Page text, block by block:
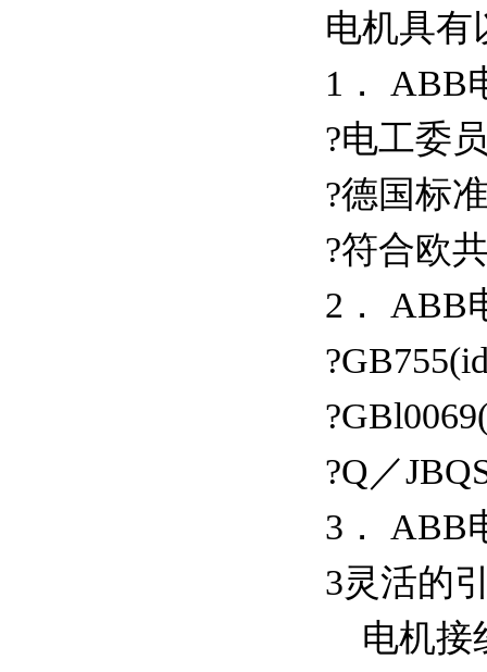
电机具有
1． ABB
?电工委
?德国标
?符合欧
2． ABB
?Q／
3． ABB
3灵活的
电机接